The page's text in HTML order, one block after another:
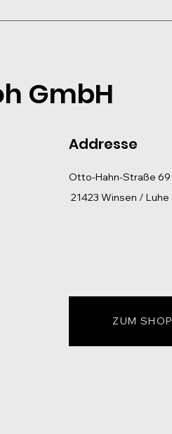
Rückblick auf ein
GmbH
Addresse
Otto-Hahn-Straße 69
21423 Winsen / Luhe
ZUM SHOP